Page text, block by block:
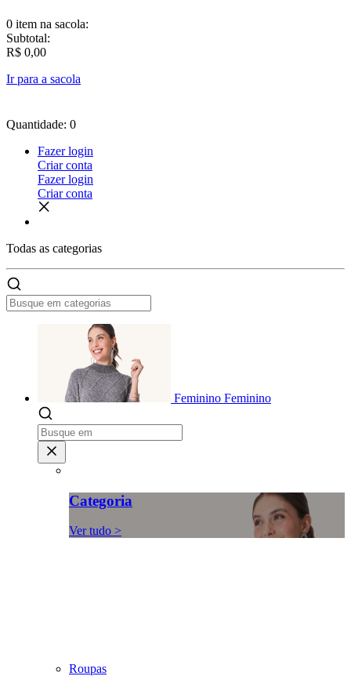
0 item na sacola:
Subtotal:
R$ 0,00
Ir para a sacola
Quantidade: 0
Fazer login
Criar conta
Fazer login
Criar conta
Todas as categorias
Feminino Feminino
Categoria
Ver tudo >
Roupas